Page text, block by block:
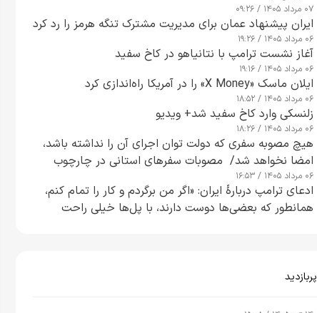
۰۷ مرداد ۱۴۰۵ / ۰۹:۲۶
ایران پیشنهاد عمان برای مدیریت مشترک تنگه هرمز را رد کرد
۰۶ مرداد ۱۴۰۵ / ۱۹:۲۶
آغاز نشست ترامپ با نتانیاهو در کاخ سفید
۰۶ مرداد ۱۴۰۵ / ۱۹:۱۶
ایلان ماسک «X Money» را در آمریکا راه‌اندازی کرد
۰۶ مرداد ۱۴۰۵ / ۱۸:۵۲
زلنسکی وارد کاخ سفید شد+ ویدیو
۰۶ مرداد ۱۴۰۵ / ۱۸:۲۶
هیچ مصوبه سفری که دولت توان اجرای آن را نداشته باشد،
امضا نخواهد شد/ مصوبات سفرهای استانی در چارچوب
قانون بودجه است+ عکس
۰۶ مرداد ۱۴۰۵ / ۱۶:۵۳
ادعای ترامپ دربارهٔ ایران: «اگر من برگردم و کار را تمام کنم،
همانطور که بعضی‌ها دوست دارند، با پل‌ها خیلی راحت
پربازدید